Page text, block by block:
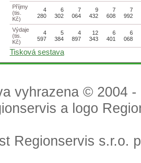
Příjmy
(tis.
Kč)
4
280
6
302
7
064
9
432
7
608
7
992
Výdaje
(tis.
Kč)
4
597
5
384
4
897
12
343
6
401
6
068
Tisková sestava
vyhrazena © 2004
a logo
Regionservis s.r.o.